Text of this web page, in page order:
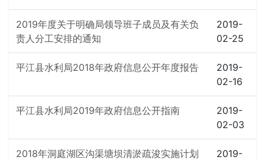
2019年度关于明确局领导班子成员及有关负
责人分工安排的通知
2019-
02-25
平江县水利局2018年政府信息公开年度报告
2019-
02-16
平江县水利局2019年政府信息公开指南
2019-
02-03
2018年洞庭湖区沟渠塘坝清淤疏浚实施计划
2019-